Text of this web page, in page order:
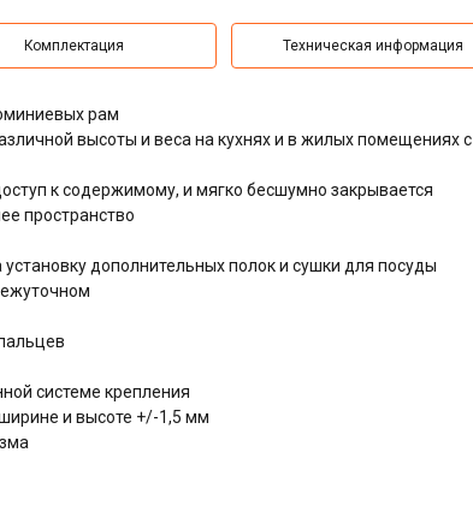
Комплектация Техническая информация
рам
высоты и веса на кухнях и в жилых помещениях с
к содержимому, и мягко бесшумно закрывается
пространство
дополнительных полок и сушки для посуды
системе крепления
и высоте +/-1,5 мм